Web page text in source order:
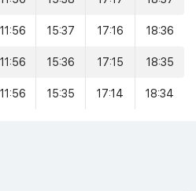
11:56 15:37 17:16 18:36
11:56 15:36 17:15 18:35
11:56 15:35 17:14 18:34